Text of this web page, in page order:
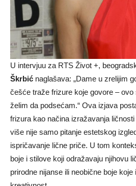
U intervjuu za RTS Život +,
Škrbić naglašava: „Dame u zrelijim
češće traže frizure koje govore –
želim da podsećam.“ Ova izjava
frizura kao načina izražavanja
više nije samo pitanje estetskog
ispričavanje lične priče. U tom
boje i stilove koji odražavaju njihovu
prirodne nijanse ili neobične boje